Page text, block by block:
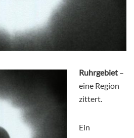
Ruhrgebiet –
eine Region
zittert.
Ein